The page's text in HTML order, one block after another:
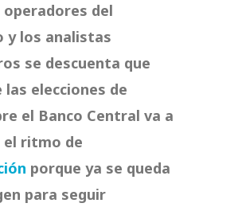
operadores del
y los analistas
se descuenta que
las elecciones de
el Banco Central va a
el ritmo de
porque ya se queda
para seguir